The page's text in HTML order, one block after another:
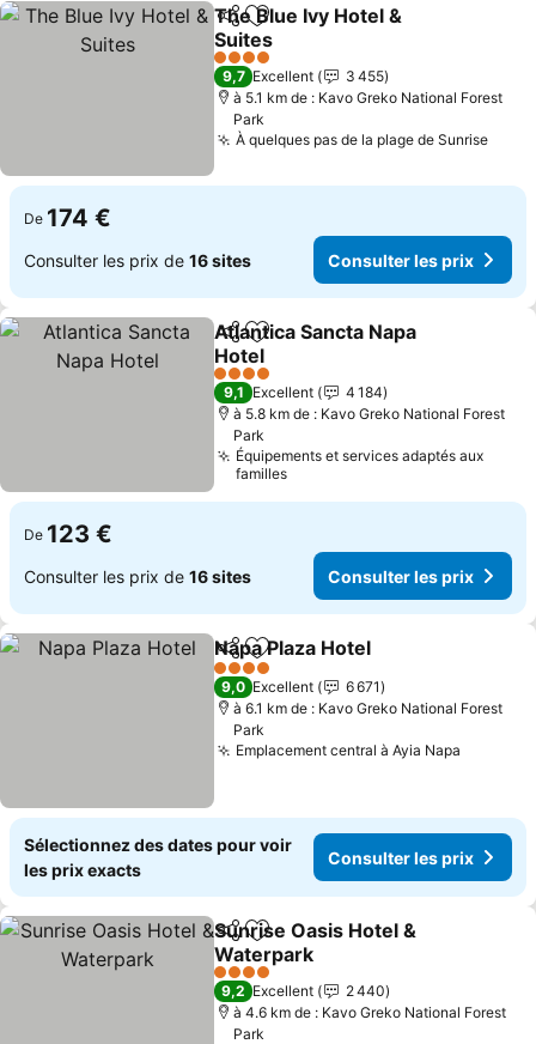
PartagerAjouter à mes favoris
The Blue Ivy Hotel &
Suites
4 Étoiles
9,7 Excellent
3 455
à 5.1 km de : Kavo Greko National Forest
Park
À quelques pas de la plage de Sunrise
De 174 €
Consulter les prix de 16 sites Consulter les prix
PartagerAjouter à mes favoris
Atlantica Sancta Napa
Hotel
4 Étoiles
9,1 Excellent
4 184
à 5.8 km de : Kavo Greko National Forest
Park
Équipements et services adaptés aux
familles
De 123 €
Consulter les prix de 16 sites Consulter les prix
PartagerAjouter à mes favoris
Napa Plaza Hotel
4 Étoiles
9,0 Excellent
6 671
à 6.1 km de : Kavo Greko National Forest
Park
Emplacement central à Ayia Napa
Sélectionnez des dates pour voir
les prix exacts
Consulter les prix
PartagerAjouter à mes favoris
Sunrise Oasis Hotel &
Waterpark
4 Étoiles
9,2 Excellent
2 440
à 4.6 km de : Kavo Greko National Forest
Park